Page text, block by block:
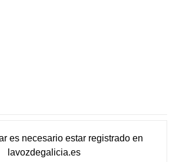
es necesario estar registradoen
lavozdegalicia.es